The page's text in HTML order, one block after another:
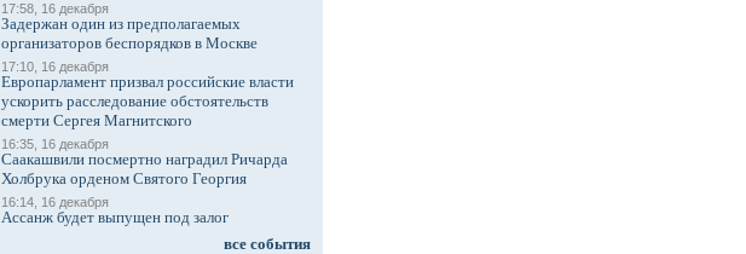
17:58, 16 декабря
Задержан один из предполагаемых
организаторов беспорядков в Москве
17:10, 16 декабря
Европарламент призвал российские власти
ускорить расследование обстоятельств
смерти Сергея Магнитского
16:35, 16 декабря
Саакашвили посмертно наградил Ричарда
Холбрука орденом Святого Георгия
16:14, 16 декабря
Ассанж будет выпущен под залог
все события